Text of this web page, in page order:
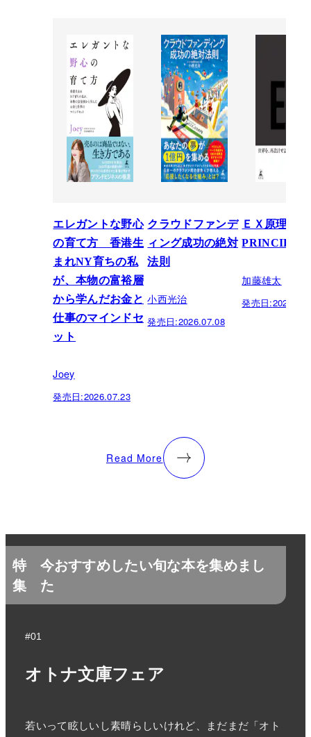
エレガントな野心
の育て方 香港生
まれNY育ちの私
が、本物の富裕層
から学んだお金と
仕事のマインドセ
ット
Joey
発売日:2026.07.23
クラウドファンデ
ィング成功の絶対
法則
小西光治
発売日:2026.07.08
ＥＸ原理
PRINCIPLE
加藤雄太
発売日:
Read More
特
集
今おすすめしたい旬な本を集めまし
た
#01
オトナ文庫フェア
若いって眩しいし素晴らしいけれど、まだまだ「オト